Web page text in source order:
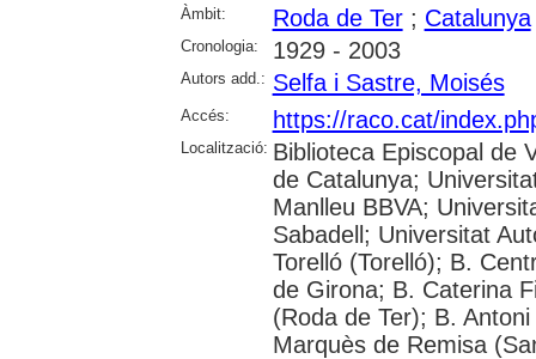
Àmbit: Roda de Ter; Catalunya
Cronologia: 1929 - 2003
Autors add.: Selfa i Sastre, Moisés
Accés: https://raco.cat/
Localització: Biblioteca Episcopal de
de Catalunya;
Manlleu BBVA;
Sabadell; Universitat
Torelló (Torelló); B.
de Girona; B. Caterina
(Roda de Ter); B.
Marquès de Remisa